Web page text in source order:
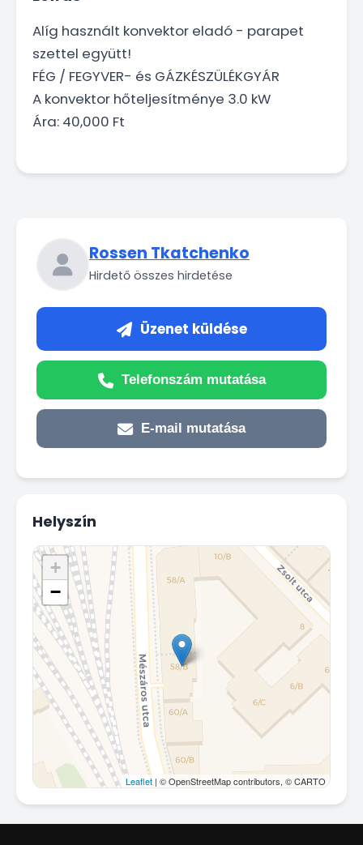
Alíg használt konvektor eladó - parapet
szettel együtt!
FÉG / FEGYVER- és GÁZKÉSZÜLÉKGYÁR
A konvektor hőteljesítménye 3.0 kW
Ára: 40,000 Ft
Rossen Tkatchenko
Hirdető összes hirdetése
Üzenet küldése
Telefonszám mutatása
E-mail mutatása
Helyszín
+
−
Leaflet | © OpenStreetMap contributors, © CARTO